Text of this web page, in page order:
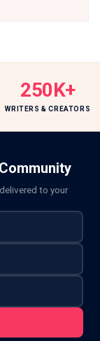
250K+
WRITERS & CREATORS
to your